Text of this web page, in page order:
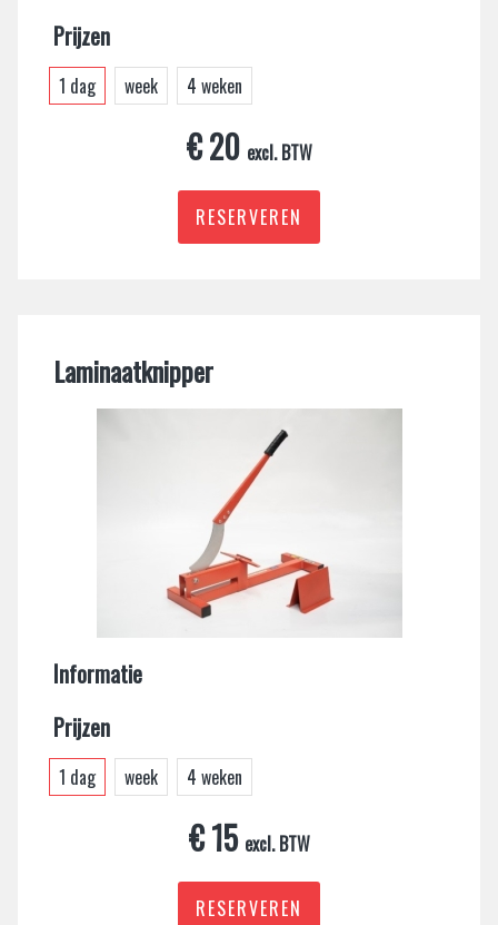
Prijzen
1 dag week 4 weken
€ 20 excl. BTW
RESERVEREN
Laminaatknipper
Informatie
Prijzen
1 dag week 4 weken
€ 15 excl. BTW
RESERVEREN